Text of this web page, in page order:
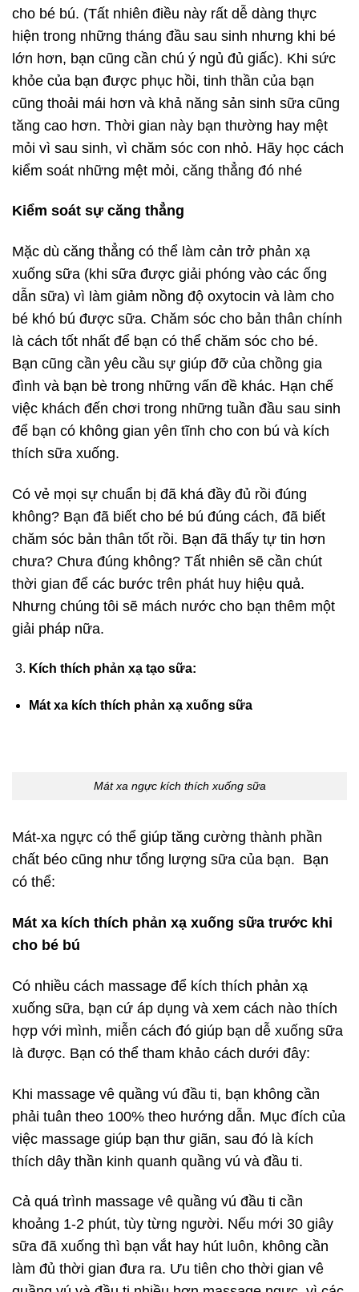
cho bé bú. (Tất nhiên điều này rất dễ dàng thực
hiện trong những tháng đầu sau sinh nhưng khi bé
lớn hơn, bạn cũng cần chú ý ngủ đủ giấc). Khi sức
khỏe của bạn được phục hồi, tinh thần của bạn
cũng thoải mái hơn và khả năng sản sinh sữa cũng
tăng cao hơn. Thời gian này bạn thường hay mệt
mỏi vì sau sinh, vì chăm sóc con nhỏ. Hãy học cách
kiểm soát những mệt mỏi, căng thẳng đó nhé
Kiểm soát sự căng thẳng
Mặc dù căng thẳng có thể làm cản trở phản xạ
xuống sữa (khi sữa được giải phóng vào các ống
dẫn sữa) vì làm giảm nồng độ oxytocin và làm cho
bé khó bú được sữa. Chăm sóc cho bản thân chính
là cách tốt nhất để bạn có thể chăm sóc cho bé.
Bạn cũng cần yêu cầu sự giúp đỡ của chồng gia
đình và bạn bè trong những vấn đề khác. Hạn chế
việc khách đến chơi trong những tuần đầu sau sinh
để bạn có không gian yên tĩnh cho con bú và kích
thích sữa xuống.
Có vẻ mọi sự chuẩn bị đã khá đầy đủ rồi đúng
không? Bạn đã biết cho bé bú đúng cách, đã biết
chăm sóc bản thân tốt rồi. Bạn đã thấy tự tin hơn
chưa? Chưa đúng không? Tất nhiên sẽ cần chút
thời gian để các bước trên phát huy hiệu quả.
Nhưng chúng tôi sẽ mách nước cho bạn thêm một
giải pháp nữa.
Kích thích phản xạ tạo sữa:
Mát xa kích thích phản xạ xuống sữa
Mát xa ngực kích thích xuống sữa
Mát-xa ngực có thể giúp tăng cường thành phần
chất béo cũng như tổng lượng sữa của bạn. Bạn
có thể:
Mát xa kích thích phản xạ xuống sữa trước khi
cho bé bú
Có nhiều cách massage để kích thích phản xạ
xuống sữa, bạn cứ áp dụng và xem cách nào thích
hợp với mình, miễn cách đó giúp bạn dễ xuống sữa
là được. Bạn có thể tham khảo cách dưới đây:
Khi massage vê quầng vú đầu ti, bạn không cần
phải tuân theo 100% theo hướng dẫn. Mục đích của
việc massage giúp bạn thư giãn, sau đó là kích
thích dây thần kinh quanh quầng vú và đầu ti.
Cả quá trình massage vê quầng vú đầu ti cần
khoảng 1-2 phút, tùy từng người. Nếu mới 30 giây
sữa đã xuống thì bạn vắt hay hút luôn, không cần
làm đủ thời gian đưa ra. Ưu tiên cho thời gian vê